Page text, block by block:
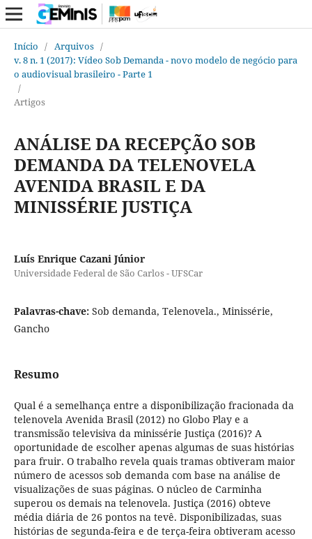
Início / Arquivos /
v. 8 n. 1 (2017): Vídeo Sob Demanda - novo modelo de negócio para
o audiovisual brasileiro - Parte 1
/
Artigos
ANÁLISE DA RECEPÇÃO SOB
DEMANDA DA TELENOVELA
AVENIDA BRASIL E DA
MINISSÉRIE JUSTIÇA
Luís Enrique Cazani Júnior
Universidade Federal de São Carlos - UFSCar
Palavras-chave: Sob demanda, Telenovela., Minissérie,
Gancho
Resumo
Qual é a semelhança entre a disponibilização fracionada da
telenovela Avenida Brasil (2012) no Globo Play e a
transmissão televisiva da minissérie Justiça (2016)? A
oportunidade de escolher apenas algumas de suas histórias
para fruir. O trabalho revela quais tramas obtiveram maior
número de acessos sob demanda com base na análise de
visualizações de suas páginas. O núcleo de Carminha
superou os demais na telenovela. Justiça (2016) obteve
média diária de 26 pontos na tevê. Disponibilizadas, suas
histórias de segunda-feira e de terça-feira obtiveram acesso